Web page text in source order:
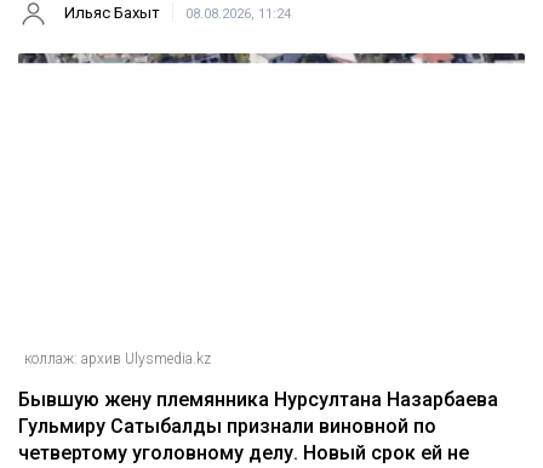
Ильяс Бахыт 08.08.2026, 11:24
коллаж: архив Ulysmedia.kz
Бывшую жену племянника Нурсултана Назарбаева
Гульмиру Сатыбалды признали виновной по
четвертому уголовному делу. Новый срок ей не